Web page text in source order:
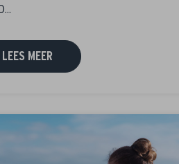
LEES MEER